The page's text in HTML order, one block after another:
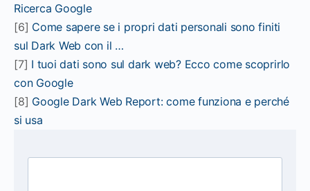
Ricerca Google
[6] Come sapere se i propri dati personali sono finiti
sul Dark Web con il …
[7] I tuoi dati sono sul dark web? Ecco come scoprirlo
con Google
[8] Google Dark Web Report: come funziona e perché
si usa